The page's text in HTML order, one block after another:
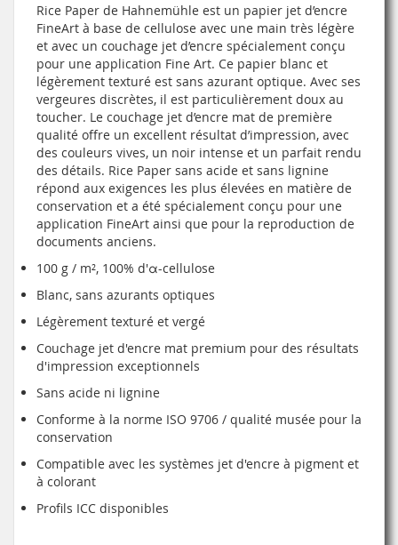
Rice Paper de Hahnemühle est un papier jet d’encre
FineArt à base de cellulose avec une main très légère
et avec un couchage jet d’encre spécialement conçu
pour une application Fine Art. Ce papier blanc et
légèrement texturé est sans azurant optique. Avec ses
vergeures discrètes, il est particulièrement doux au
toucher. Le couchage jet d’encre mat de première
qualité offre un excellent résultat d’impression, avec
des couleurs vives, un noir intense et un parfait rendu
des détails. Rice Paper sans acide et sans lignine
répond aux exigences les plus élevées en matière de
conservation et a été spécialement conçu pour une
application FineArt ainsi que pour la reproduction de
documents anciens.
100 g / m², 100% d'α-cellulose
Blanc, sans azurants optiques
Légèrement texturé et vergé
Couchage jet d'encre mat premium pour des résultats
d'impression exceptionnels
Sans acide ni lignine
Conforme à la norme ISO 9706 / qualité musée pour la
conservation
Compatible avec les systèmes jet d'encre à pigment et
à colorant
Profils ICC disponibles